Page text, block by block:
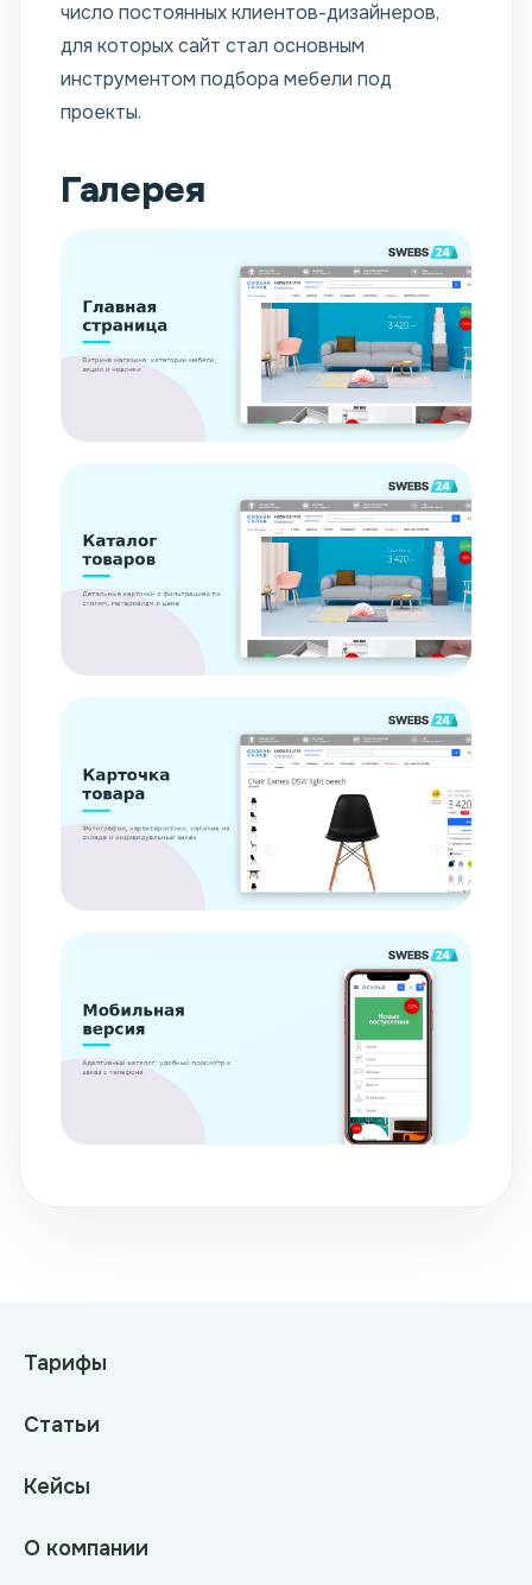
число постоянных клиентов-дизайнеров,
для которых сайт стал основным
инструментом подбора мебели под
проекты.
Галерея
Тарифы
Статьи
Кейсы
О компании